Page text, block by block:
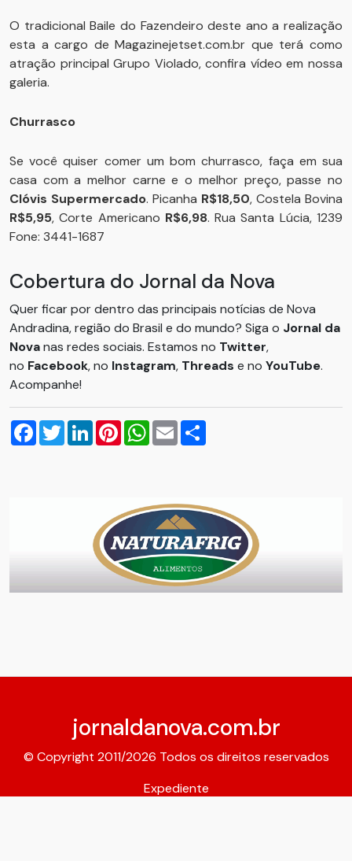
O tradicional Baile do Fazendeiro deste ano a realização
esta a cargo de Magazinejetset.com.br que terá como
atração principal Grupo Violado, confira vídeo em nossa
galeria.
Churrasco
Se você quiser comer um bom churrasco, faça em sua
casa com a melhor carne e o melhor preço, passe no
Clóvis Supermercado. Picanha R$18,50, Costela Bovina
R$5,95, Corte Americano R$6,98. Rua Santa Lúcia, 1239
Fone: 3441-1687
Cobertura do Jornal da Nova
Quer ficar por dentro das principais notícias de Nova
Andradina, região do Brasil e do mundo? Siga o Jornal da
Novanas redes sociais. Estamos no Twitter,
no Facebook, no Instagram, Threads e no YouTube.
Acompanhe!
Facebook
TwitterLinkedInPinterestWhatsApp
Email
jornaldanova.com.br
© Copyright 2011/2026 Todos os direitos reservados
Expediente